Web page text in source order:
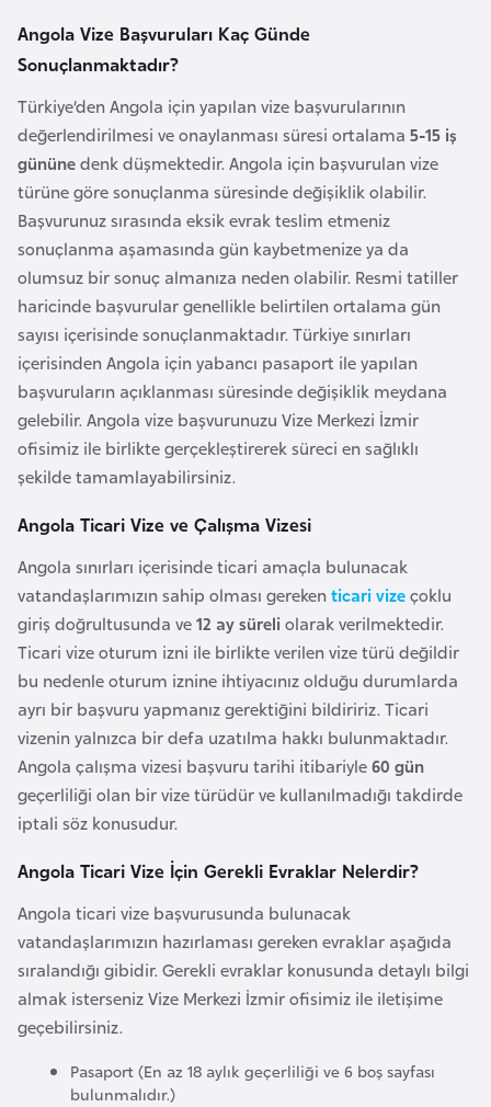
Angola Vize Başvuruları Kaç Günde
Sonuçlanmaktadır?
Türkiye’den Angola için yapılan vize başvurularının
değerlendirilmesi ve onaylanması süresi ortalama 5-15 iş
gününedenk düşmektedir. Angola için başvurulan vize
türüne göre sonuçlanma süresinde değişiklik olabilir.
Başvurunuz sırasında eksik evrak teslim etmeniz
sonuçlanma aşamasında gün kaybetmenize ya da
olumsuz bir sonuç almanıza neden olabilir. Resmi tatiller
haricinde başvurular genellikle belirtilen ortalama gün
sayısı içerisinde sonuçlanmaktadır. Türkiye sınırları
içerisinden Angola için yabancı pasaport ile yapılan
başvuruların açıklanması süresinde değişiklik meydana
gelebilir. Angola vize başvurunuzu Vize Merkezi İzmir
ofisimiz ile birlikte gerçekleştirerek süreci en sağlıklı
şekilde tamamlayabilirsiniz.
Angola Ticari Vize ve Çalışma Vizesi
Angola sınırları içerisinde ticari amaçla bulunacak
vatandaşlarımızın sahip olması gerekenticari vizeçoklu
giriş doğrultusunda ve12 ay süreli olarak verilmektedir.
Ticari vize oturum izni ile birlikte verilen vize türü değildir
bu nedenle oturum iznine ihtiyacınız olduğu durumlarda
ayrı bir başvuru yapmanız gerektiğini bildiririz. Ticari
vizenin yalnızca bir defa uzatılma hakkı bulunmaktadır.
Angola çalışma vizesi başvuru tarihi itibariyle60 gün
geçerliliği olan bir vize türüdür ve kullanılmadığı takdirde
iptali söz konusudur.
Angola Ticari Vize İçin Gerekli Evraklar Nelerdir?
Angola ticari vize başvurusunda bulunacak
vatandaşlarımızın hazırlaması gereken evraklar aşağıda
sıralandığı gibidir. Gerekli evraklar konusunda detaylı bilgi
almak isterseniz Vize Merkezi İzmir ofisimiz ile iletişime
geçebilirsiniz.
Pasaport (En az 18 aylık geçerliliği ve 6 boş sayfası
bulunmalıdır.)
C
i
b
u
t
i
Ç
i
n
D
a
n
i
m
r
k
a
m
o
k
a
i
k
K
o
n